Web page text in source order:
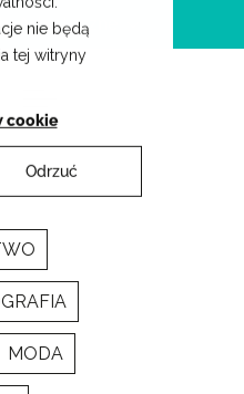
nie będą
tej witryny
cookie
Odrzuć
Artystyczne
MODA